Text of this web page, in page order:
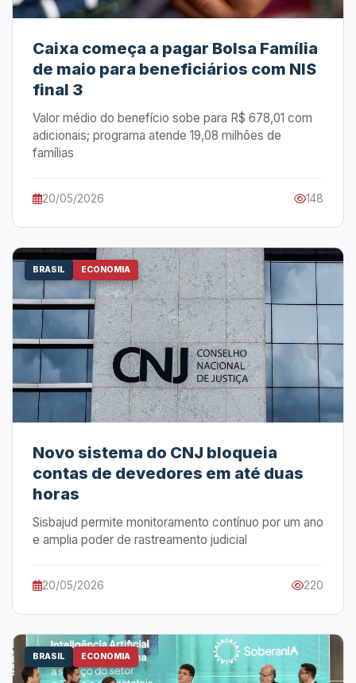
Caixa começa a pagar Bolsa Família
de maio para beneficiários com NIS
final 3
Valor médio do benefício sobe para R$ 678,01 com
adicionais; programa atende 19,08 milhões de
famílias
20/05/2026 148
BRASIL ECONOMIA
Novo sistema do CNJ bloqueia
contas de devedores em até duas
horas
Sisbajud permite monitoramento contínuo por um ano
e amplia poder de rastreamento judicial
20/05/2026 220
BRASIL ECONOMIA